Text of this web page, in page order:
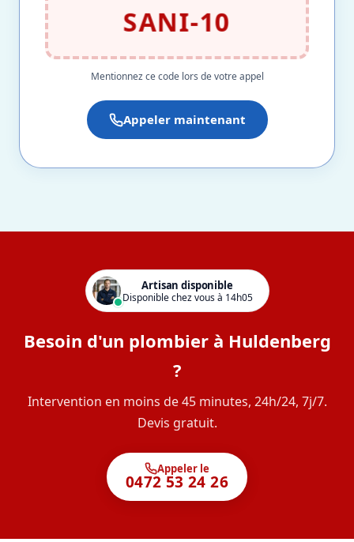
SANI-10
Mentionnez ce code lors de votre appel
Appeler maintenant
Artisan disponible
Disponible chez vous à 14h05
Besoin d'un plombier à Huldenberg
?
Intervention en moins de 45 minutes, 24h/24, 7j/7.
Devis gratuit.
Appeler le
0472 53 24 26